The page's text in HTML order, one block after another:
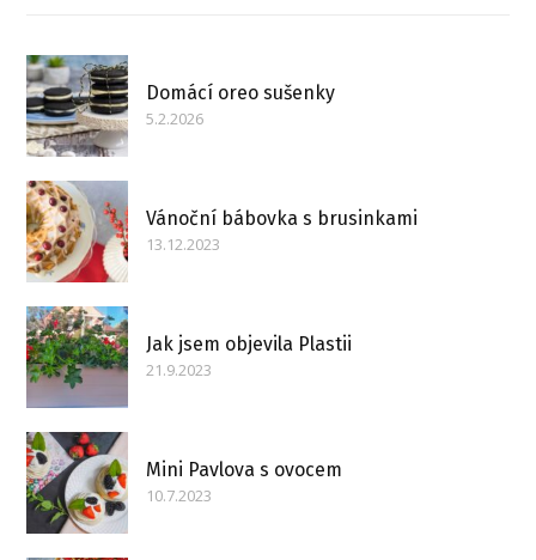
Domácí oreo sušenky
5.2.2026
Vánoční bábovka s brusinkami
13.12.2023
Jak jsem objevila Plastii
21.9.2023
Mini Pavlova s ovocem
10.7.2023